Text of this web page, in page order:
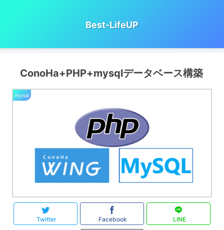
Best-LifeUP
ConoHa+PHP+mysqlデータベース構築
mysql
Twitter Facebook LINE